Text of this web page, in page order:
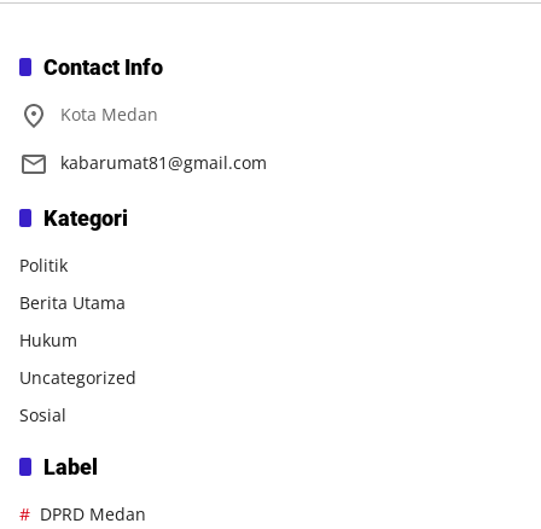
Contact Info
Kota Medan
kabarumat81@gmail.com
Kategori
Politik
Berita Utama
Hukum
Uncategorized
Sosial
Label
DPRD Medan